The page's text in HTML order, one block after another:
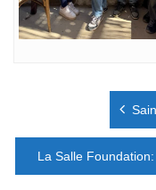
l’article
La Salle